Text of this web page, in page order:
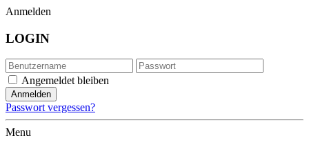
Anmelden
LOGIN
Angemeldet bleiben
Passwort vergessen?
Menu